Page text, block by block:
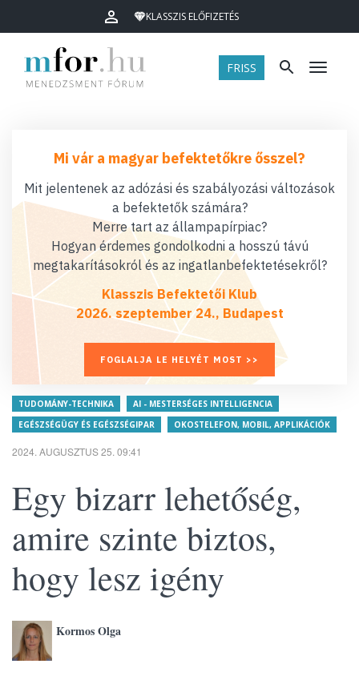
KLASSZIS ELŐFIZETÉS
FRISS Menü
Mi vár a magyar befektetőkre ősszel?
Mit jelentenek az adózási és szabályozási változások
a befektetők számára?
Merre tart az állampapírpiac?
Hogyan érdemes gondolkodni a hosszú távú
megtakarításokról és az ingatlanbefektetésekről?
Klasszis Befektetői Klub
2026. szeptember 24., Budapest
FOGLALJA LE HELYÉT MOST >>
TUDOMÁNY-TECHNIKA
AI - MESTERSÉGES INTELLIGENCIA
EGÉSZSÉGÜGY ÉS EGÉSZSÉGIPAR
OKOSTELEFON, MOBIL, APPLIKÁCIÓK
2024. AUGUSZTUS 25. 09:41
Egy bizarr lehetőség,
amire szinte biztos,
hogy lesz igény
Kormos Olga